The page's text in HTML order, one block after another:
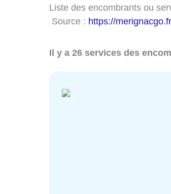
Liste des encombrants ou
Source : https://
Il y a 26 services des